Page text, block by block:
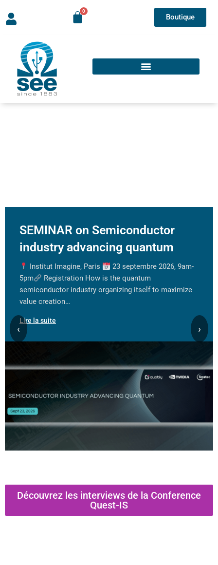
Boutique
SEMINAR on Semiconductor
industry advancing quantum
Institut Imagine, Paris
23 septembre 2026, 9am-
5pm
Registration How is the quantum
semiconductor industry organizing itself to maximize
value creation…
Lire la suite
‹ ›
Découvrez les interviews de la Conference
Quest-IS